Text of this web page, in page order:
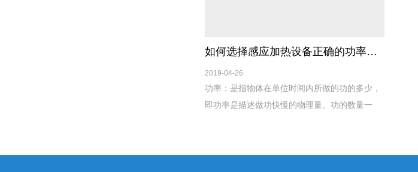
如何选择感应加热设备正确的功率型号？
2019-04-26
功率：是指物体在单位时间内所做的功的多少，
即功率是描述做功快慢的物理量。功的数量一
量。单位时间内